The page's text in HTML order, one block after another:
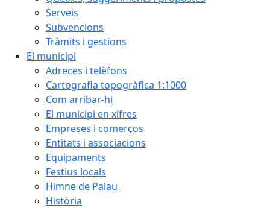
Serveis
Subvencions
Tràmits i gestions
El municipi
Adreces i telèfons
Cartografia topogràfica 1:1000
Com arribar-hi
El municipi en xifres
Empreses i comerços
Entitats i associacions
Equipaments
Festius locals
Himne de Palau
Història